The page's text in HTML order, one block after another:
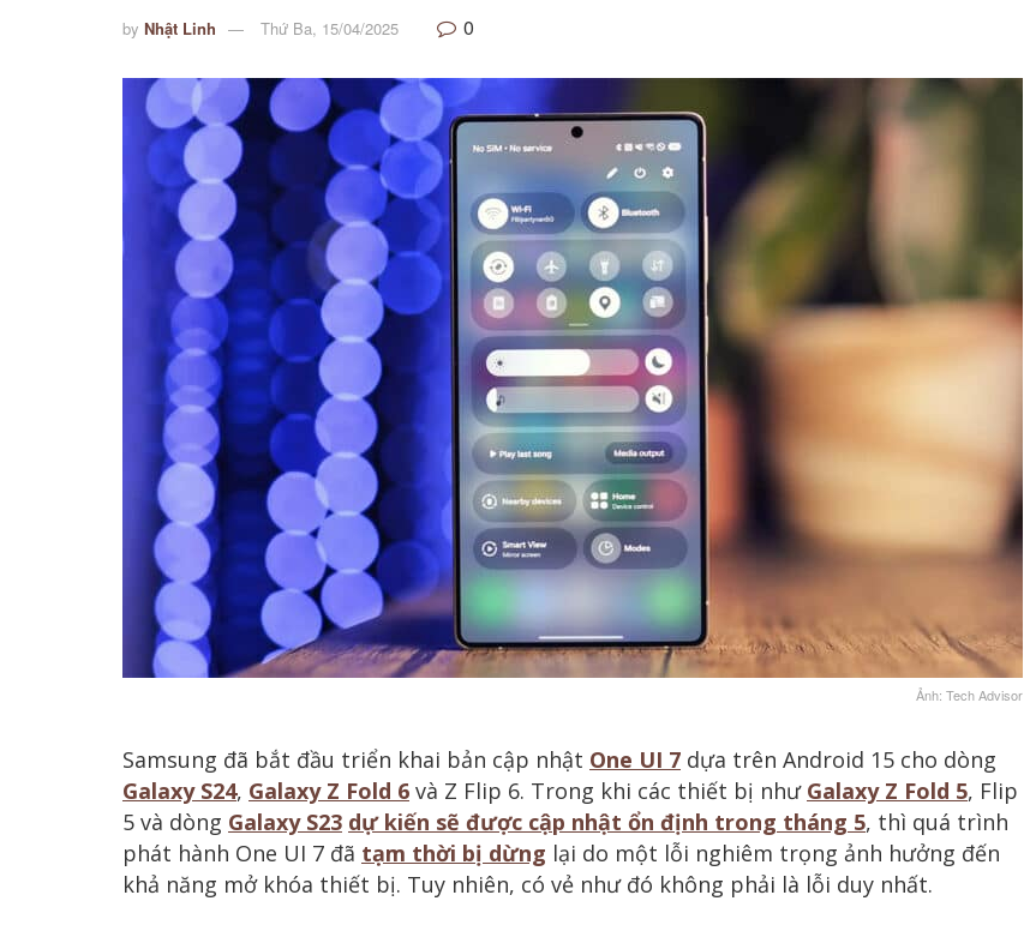
by Nhật Linh Thứ Ba, 15/04/2025 0
Ảnh: Tech Advisor
Samsung đã bắt đầu triển khai bản cập nhật One UI 7 dựa trên Android 15 cho dòng
Galaxy S24, Galaxy Z Fold 6 và Z Flip 6. Trong khi các thiết bị như Galaxy Z Fold 5, Flip
5 và dòng Galaxy S23 dự kiến sẽ được cập nhật ổn định trong tháng 5, thì quá trình
phát hành One UI 7 đã tạm thời bị dừng lại do một lỗi nghiêm trọng ảnh hưởng đến
khả năng mở khóa thiết bị. Tuy nhiên, có vẻ như đó không phải là lỗi duy nhất.